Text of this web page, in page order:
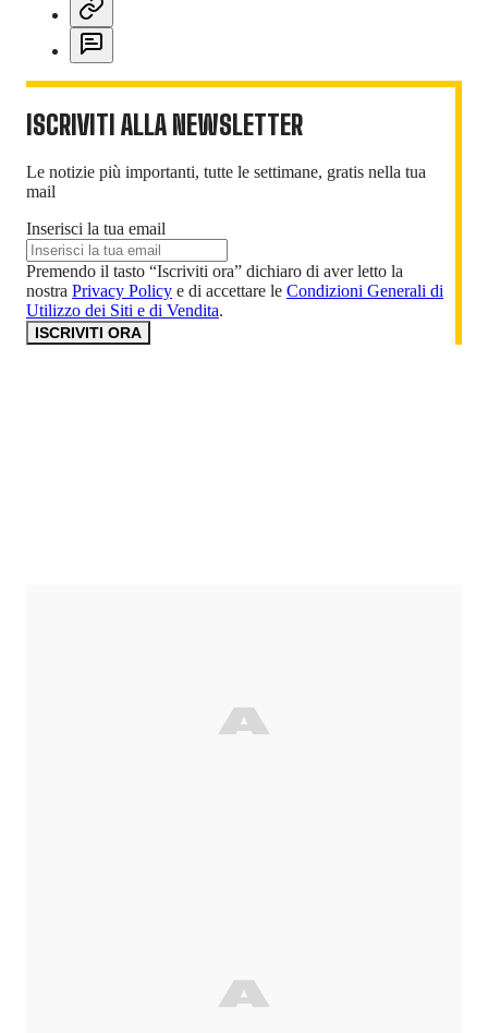
ISCRIVITI ALLA NEWSLETTER
Le notizie più importanti, tutte le settimane, gratis nella tua
mail
Inserisci la tua email
Premendo il tasto “Iscriviti ora” dichiaro di aver letto la
nostra Privacy Policy e di accettare le Condizioni Generali di
Utilizzo dei Siti e di Vendita.
ISCRIVITI ORA